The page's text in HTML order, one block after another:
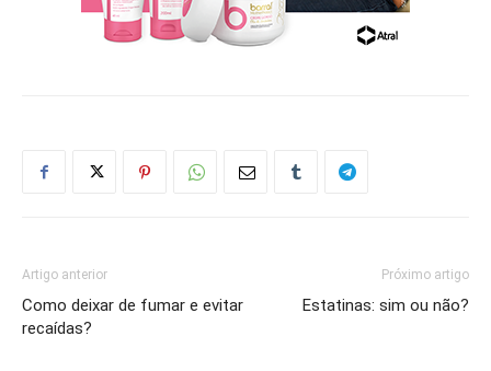
Artigo anterior
Como deixar de fumar e evitar
recaídas?
Próximo artigo
Estatinas: sim ou não?